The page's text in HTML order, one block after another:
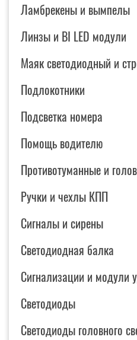
Ламбрекены и вымпелы
Линзы и BI LED модули
Маяк светодиодный и
Подлокотники
Подсветка номера
Помощь водителю
Противотуманные и
Ручки и чехлы КПП
Сигналы и сирены
Светодиодная балка
Сигнализации и модули
Светодиоды
Светодиоды головного